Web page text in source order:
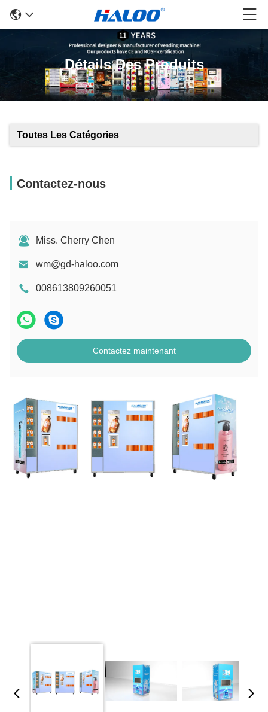
Détails Des Produits
Toutes Les Catégories
Contactez-nous
Miss. Cherry Chen
wm@gd-haloo.com
008613809260051
Contactez maintenant